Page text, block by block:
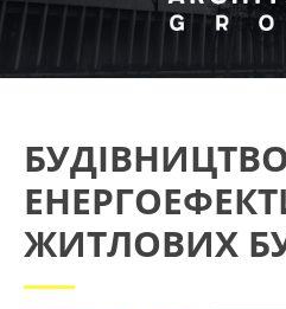
БУДІВНИЦТВО
ЖИТЛОВИХ